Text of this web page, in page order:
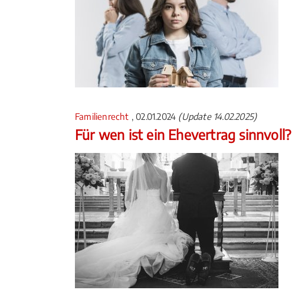
Familienrecht , 02.01.2024 (Update 14.02.2025)
Für wen ist ein Ehevertrag sinnvoll?